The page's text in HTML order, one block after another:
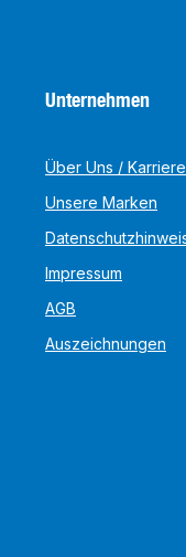
Unternehmen
Über Uns / Karriere
Unsere Marken
Impressum
AGB
Auszeichnungen